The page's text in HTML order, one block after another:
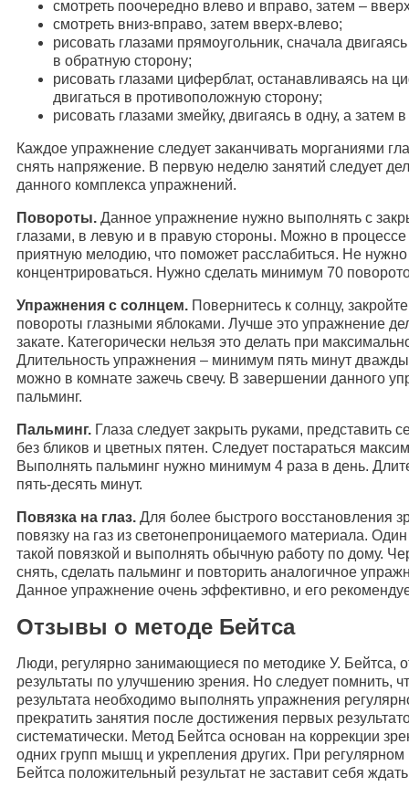
смотреть поочередно влево и вправо, затем –
смотреть вниз-вправо, затем вверх-влево;
рисовать глазами прямоугольник, сначала
в обратную сторону;
рисовать глазами циферблат, останавливаясь на
двигаться в противоположную сторону;
рисовать глазами змейку, двигаясь в одну, а затем
Каждое упражнение следует заканчивать морганиями
снять напряжение. В первую неделю занятий следует
данного комплекса упражнений.
Повороты. Данное упражнение нужно выполнять с
глазами, в левую и в правую стороны. Можно в
приятную мелодию, что поможет расслабиться. Не
концентрироваться. Нужно сделать минимум 70
Упражнения с солнцем. Повернитесь к солнцу,
повороты глазными яблоками. Лучше это упражнение
закате. Категорически нельзя это делать при
Длительность упражнения – минимум пять минут дважды
можно в комнате зажечь свечу. В завершении данного
пальминг.
Пальминг. Глаза следует закрыть руками, представить
без бликов и цветных пятен. Следует постараться
Выполнять пальминг нужно минимум 4 раза в день.
пять-десять минут.
Повязка на глаз. Для более быстрого восстановления
повязку на газ из светонепроницаемого материала.
такой повязкой и выполнять обычную работу по дому.
снять, сделать пальминг и повторить аналогичное
Данное упражнение очень эффективно, и его
Отзывы о методе Бейтса
Люди, регулярно занимающиеся по методике У. Бейтса,
результаты по улучшению зрения. Но следует помнить,
результата необходимо выполнять упражнения
прекратить занятия после достижения первых
систематически. Метод Бейтса основан на коррекции
одних групп мышц и укрепления других. При
Бейтса положительный результат не заставит себя